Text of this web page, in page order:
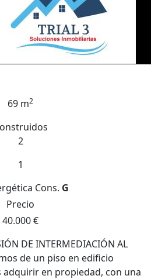
69 m2
2
1
Cons. G
Precio
40.000 €
DE INTERMEDIACIÓN AL
de un piso en edificio
adquirir en propiedad, con una